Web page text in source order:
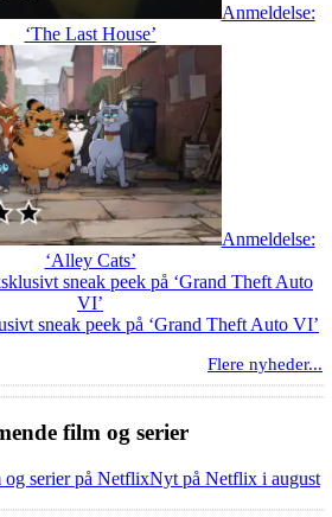
Anmeldelse:
‘The Last House’
Anmeldelse:
‘Alley Cats’
sneak peek på ‘Grand Theft Auto VI’
Flere nyheder...
film og serier
Nyt på Netflix i august